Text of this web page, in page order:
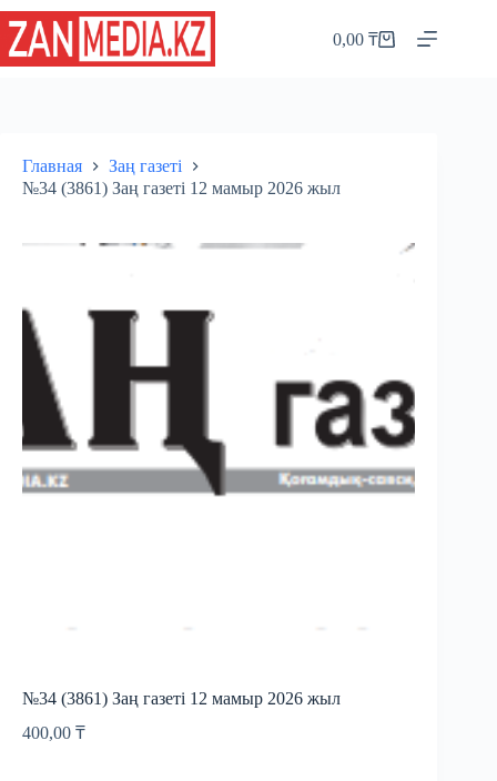
Перейти
сути
Корзина
0,00₸
Главная
Заң газеті
№34 (3861) Заң газеті 12 мамыр 2026 жыл
№34 (3861) Заң газеті 12 мамыр 2026 жыл
400,00 ₸